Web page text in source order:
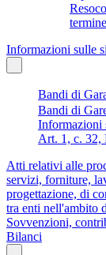
Informazioni sulle
Bandi di
Bandi di
Informazioni
Art. 1, c. 32,
Atti relativi alle
servizi, forniture,
progettazione, di
tra enti nell'ambito
Sovvenzioni,
Bilanci